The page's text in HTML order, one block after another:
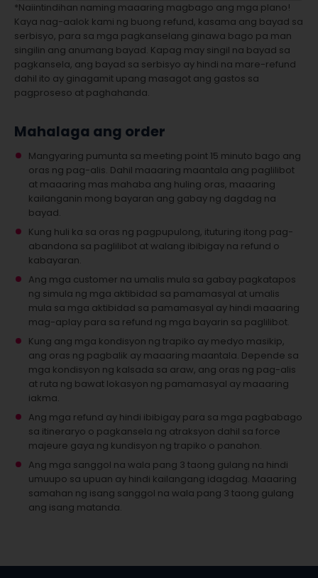
*Naiintindihan naming maaaring magbago ang mga plano!
Kaya nag-aalok kami ng buong refund, kasama ang bayad sa
serbisyo, para sa mga pagkanselang ginawa bago pa man
singilin ang anumang bayad. Kapag may singil na bayad sa
pagkansela, ang bayad sa serbisyo ay hindi na mare-refund
dahil ito ay ginagamit upang masagot ang gastos sa
pagproseso at paghahanda.
Mahalaga ang order
Mangyaring pumunta sa meeting point 15 minuto bago ang
oras ng pag-alis. Dahil maaaring maantala ang paglilibot
at maaaring mas mahaba ang huling oras, maaaring
kailanganin mong bayaran ang gabay ng dagdag na
bayad.
Kung huli ka sa oras ng pagpupulong, ituturing itong pag-
abandona sa paglilibot at walang ibibigay na refund o
kabayaran.
Ang mga customer na umalis mula sa gabay pagkatapos
ng simula ng mga aktibidad sa pamamasyal at umalis
mula sa mga aktibidad sa pamamasyal ay hindi maaaring
mag-aplay para sa refund ng mga bayarin sa paglilibot.
Kung ang mga kondisyon ng trapiko ay medyo masikip,
ang oras ng pagbalik ay maaaring maantala. Depende sa
mga kondisyon ng kalsada sa araw, ang oras ng pag-alis
at ruta ng bawat lokasyon ng pamamasyal ay maaaring
iakma.
Ang mga refund ay hindi ibibigay para sa mga pagbabago
sa itineraryo o pagkansela ng atraksyon dahil sa force
majeure gaya ng kundisyon ng trapiko o panahon.
Ang mga sanggol na wala pang 3 taong gulang na hindi
umuupo sa upuan ay hindi kailangang idagdag. Maaaring
samahan ng isang sanggol na wala pang 3 taong gulang
ang isang matanda.